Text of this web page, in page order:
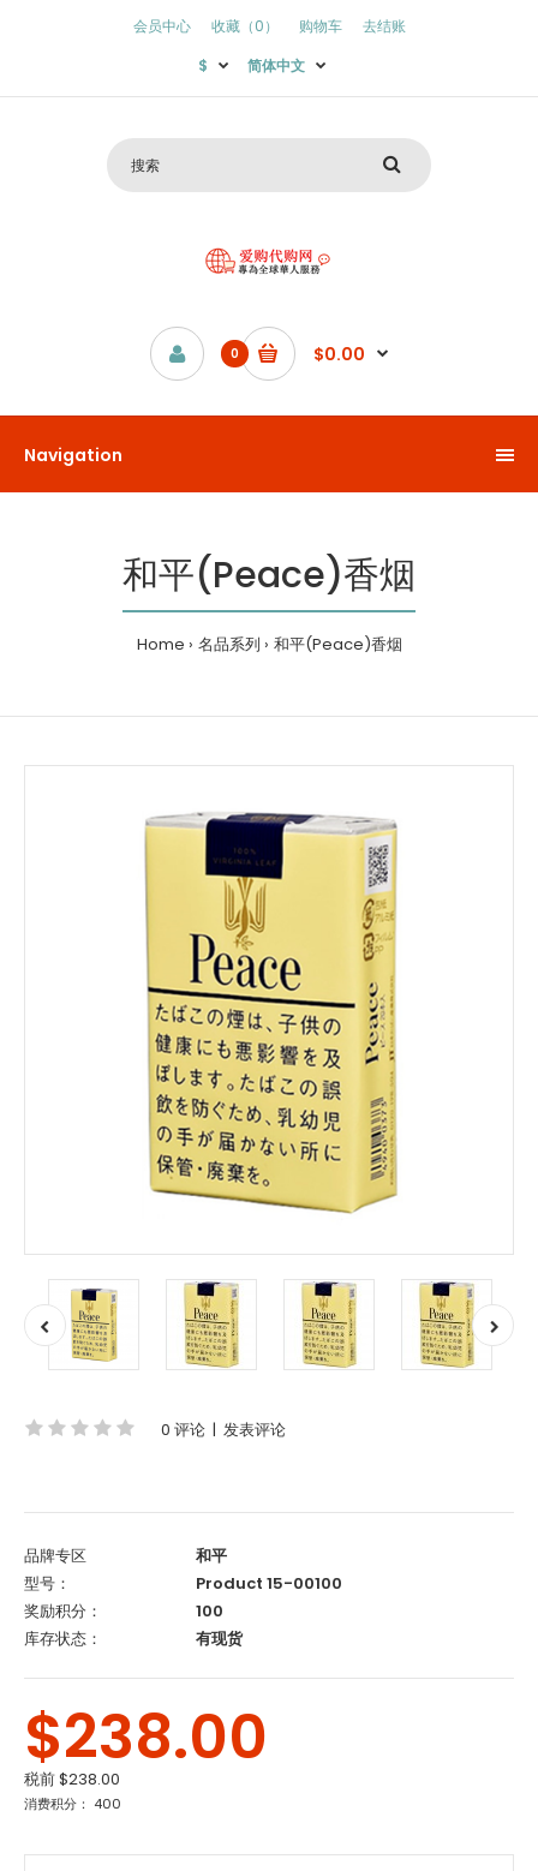
会员中心 收藏（0） 购物车
去结账
$
简体中文
0 $0.00
Navigation
和平(Peace)香烟
Home 名品系列 和平(Peace)香烟
0 评论 | 发表评论
品牌专区
和平
型号：
Product 15-00100
奖励积分：
100
库存状态：
有现货
$238.00
税前$238.00
消费积分： 400